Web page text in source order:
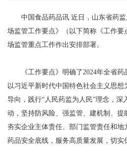
中国食品药品讯 近日，山东省药监
场监管工作要点》（以下简称《工作
场监管重点工作作出安排部署。
《工作要点》明确了2024年全省药
以习近平新时代中国特色社会主义思想
导向，践行“人民药监为人民”理念，深
动，坚持防风险、强监管、建机制、提
夯实企业主体责任、部门监管责任和
药品安全底线，服务高质量发展，切实